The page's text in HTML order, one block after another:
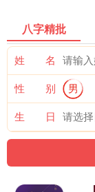
八字精批
姓 名
性 别 男
生 日